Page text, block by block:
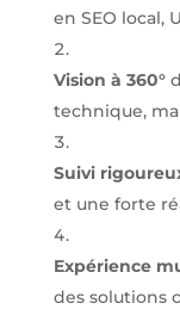
en SEO local,
Vision à 360°
technique,
Suivi
et une forte
Expérience
des solutions